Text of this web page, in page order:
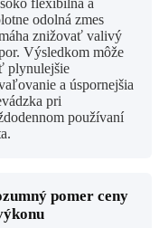
flexibilná a
odolná zmes
znižovať valivý
Výsledkom môže
plynulejšie
a úspornejšia
pri
používaní
pomer ceny